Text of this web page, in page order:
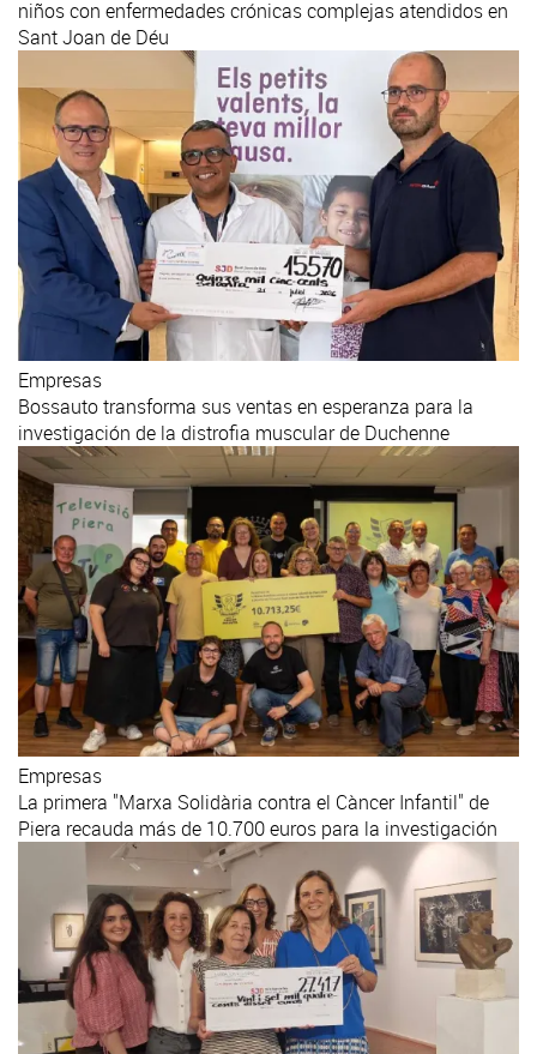
niños con enfermedades crónicas complejas atendidos en
Sant Joan de Déu
Empresas
Bossauto transforma sus ventas en esperanza para la
investigación de la distrofia muscular de Duchenne
Empresas
La primera "Marxa Solidària contra el Càncer Infantil" de
Piera recauda más de 10.700 euros para la investigación